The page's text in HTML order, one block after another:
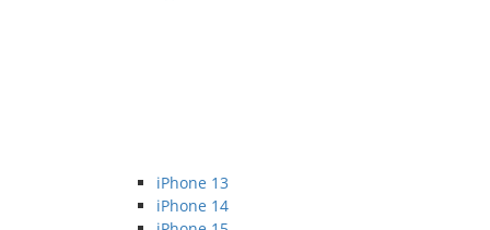
iPhone 13
iPhone 14